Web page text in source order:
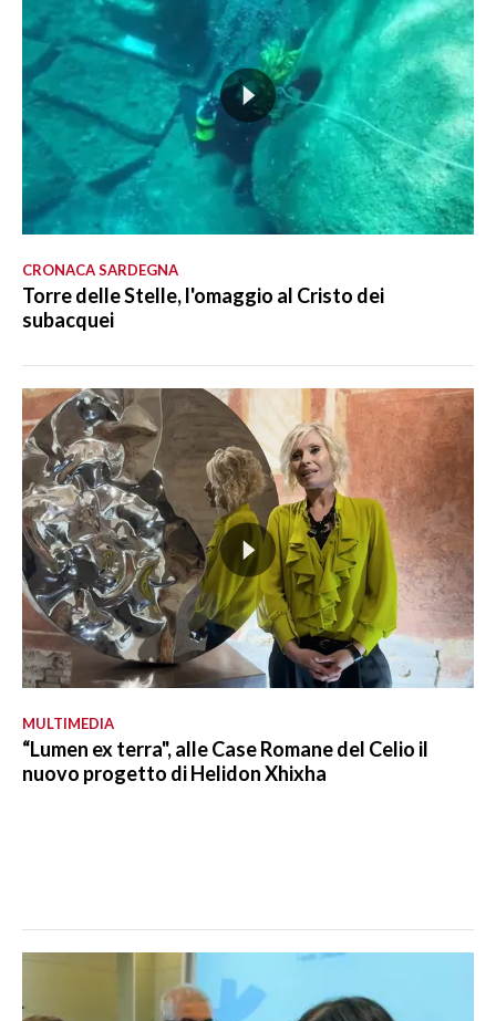
CRONACA SARDEGNA
Torre delle Stelle, l'omaggio al Cristo dei
subacquei
MULTIMEDIA
“Lumen ex terra", alle Case Romane del Celio il
nuovo progetto di Helidon Xhixha